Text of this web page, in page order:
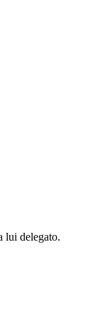
lui delegato.